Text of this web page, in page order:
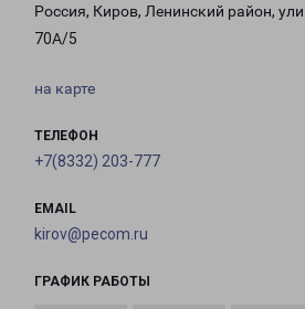
Россия, Киров, Ленинский район,
70А/5
на карте
ТЕЛЕФОН
+7(8332) 203-777
EMAIL
kirov@pecom.ru
ГРАФИК РАБОТЫ